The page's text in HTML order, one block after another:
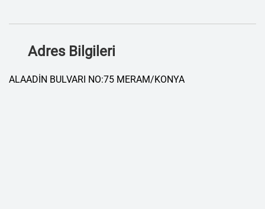
Adres Bilgileri
ALAADİN BULVARI NO:75 MERAM/KONYA